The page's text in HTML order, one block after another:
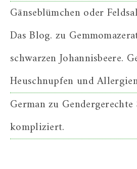
Gänseblümchen oder
Das Blog. zu
schwarzen Johannisbeere.
Heuschnupfen und
Germanzu
kompliziert.